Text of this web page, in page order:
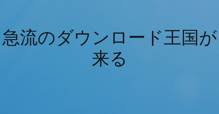
急流のダウンロード王国が
来る